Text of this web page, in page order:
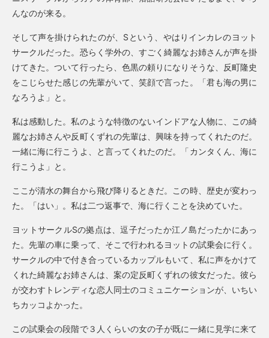
んなのが来る。
そして声を掛けられたのが、Sという、やはりインカレのヨット
サークルだった。恐らく学外の、すごく綺麗なお姉さんが声を掛
けてきた。ついて行ったら、色黒の頼りになりそうな、反町隆史
をこじらせた感じの先輩がいて、笑顔で言った。「君も海の男に
なろうよ」と。
私は感動した。私のような特徴のないインドアな人物に、この綺
麗なお姉さんや反町くずれの先輩は、興味を持ってくれたのだ。
一緒に海に行こうよ、と言ってくれたのだ。「カンタくん、海に
行こうよ」と。
ここが清水の舞台から飛び降りるときだ。この時、歴史が変わっ
た。「はい」。私は二つ返事で、海に行くことを決めていた。
ヨットサークルSの拠点は、逗子だったか江ノ島だったかにあっ
た。先輩の車に乗って、そこで行われるヨットの試乗会に行く。
サークルの中で付き合っているカップルもいて、私に声をかけて
くれた綺麗なお姉さんは、案の定反町くずれの彼女だった。彼ら
が交わすトレンディな恋人同士のコミュニケーションが、いちい
ちカッコよかった。
この試乗会の段階で３人くらいの女の子が既に一緒に見学に来て